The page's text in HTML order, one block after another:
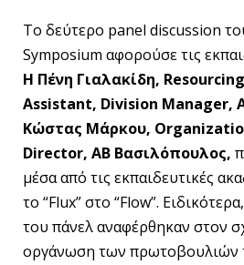
Το δεύτερο panel discussion
Symposium αφορούσε τις
Η Πένη Γιαλακίδη, Resourcing
Assistant, Division Manager,
Κώστας Μάρκου,
Director, AB Βασιλόπουλος,
μέσα από τις εκπαιδευτικές
το “Flux” στο “Flow”.
του πάνελ αναφέρθηκαν στον
οργάνωση των πρωτοβουλιών